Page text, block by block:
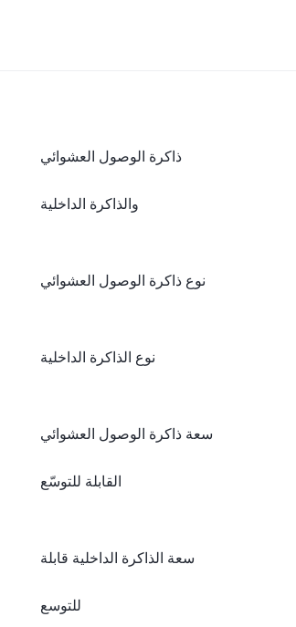
ذاكرة الوصول العشوائي
والذاكرة الداخلية
نوع ذاكرة الوصول العشوائي
نوع الذاكرة الداخلية
سعة ذاكرة الوصول العشوائي
القابلة للتوسّع
سعة الذاكرة الداخلية قابلة
للتوسع